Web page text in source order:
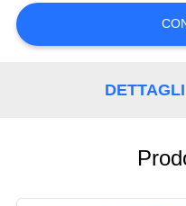
UNA
CITAZIONE